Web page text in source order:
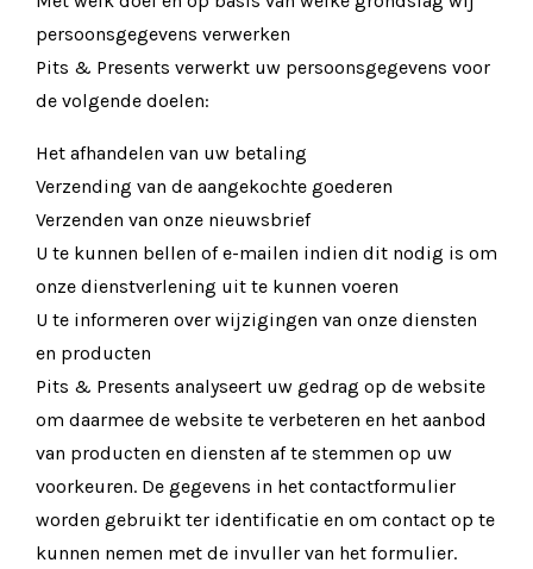
persoonsgegevens verwerken
Pits & Presents verwerkt uw persoonsgegevens voor
de volgende doelen:
Het afhandelen van uw betaling
Verzending van de aangekochte goederen
Verzenden van onze nieuwsbrief
U te kunnen bellen of e-mailen indien dit nodig is om
onze dienstverlening uit te kunnen voeren
U te informeren over wijzigingen van onze diensten
en producten
Pits & Presents analyseert uw gedrag op de website
om daarmee de website te verbeteren en het aanbod
van producten en diensten af te stemmen op uw
voorkeuren. De gegevens in het contactformulier
worden gebruikt ter identificatie en om contact op te
kunnen nemen met de invuller van het formulier.